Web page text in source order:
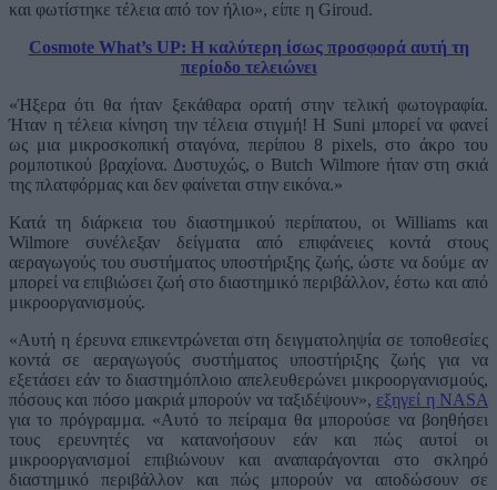
και φωτίστηκε τέλεια από τον ήλιο», είπε η Giroud.
Cosmote What’s UP: Η καλύτερη ίσως προσφορά αυτή τη
περίοδο τελειώνει
«Ήξερα ότι θα ήταν ξεκάθαρα ορατή στην τελική φωτογραφία.
Ήταν η τέλεια κίνηση την τέλεια στιγμή! Η Suni μπορεί να φανεί
ως μια μικροσκοπική σταγόνα, περίπου 8 pixels, στο άκρο του
ρομποτικού βραχίονα. Δυστυχώς, ο Butch Wilmore ήταν στη σκιά
της πλατφόρμας και δεν φαίνεται στην εικόνα.»
Κατά τη διάρκεια του διαστημικού περίπατου, οι Williams και
Wilmore συνέλεξαν δείγματα από επιφάνειες κοντά στους
αεραγωγούς του συστήματος υποστήριξης ζωής, ώστε να δούμε αν
μπορεί να επιβιώσει ζωή στο διαστημικό περιβάλλον, έστω και από
μικροοργανισμούς.
«Αυτή η έρευνα επικεντρώνεται στη δειγματοληψία σε τοποθεσίες
κοντά σε αεραγωγούς συστήματος υποστήριξης ζωής για να
εξετάσει εάν το διαστημόπλοιο απελευθερώνει μικροοργανισμούς,
πόσους και πόσο μακριά μπορούν να ταξιδέψουν», εξηγεί η NASA
για το πρόγραμμα. «Αυτό το πείραμα θα μπορούσε να βοηθήσει
τους ερευνητές να κατανοήσουν εάν και πώς αυτοί οι
μικροοργανισμοί επιβιώνουν και αναπαράγονται στο σκληρό
διαστημικό περιβάλλον και πώς μπορούν να αποδώσουν σε